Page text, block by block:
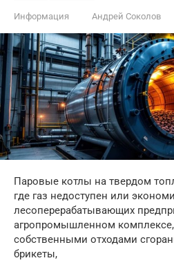
Информация Андрей Соколов
Паровые котлы на твердом
где газ недоступен или
лесоперерабатывающих
агропромышленном комплексе,
собственными отходами
брикеты,